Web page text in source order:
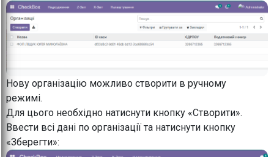
Нову організацію можливо створити в ручному
режимі.
Для цього необхідно натиснути кнопку «Створити».
Ввести всі дані по організації та натиснути кнопку
«Зберегти»: